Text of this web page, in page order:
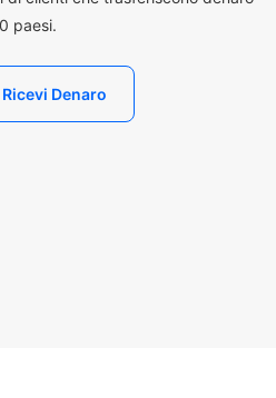
paesi.
Ricevi Denaro